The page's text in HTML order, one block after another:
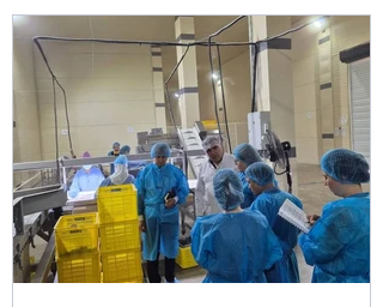
безопасности продукции на
каждом этапе. Компания Global
Export Company успешно прошла
аудит Halal на производственных
площадках по переработке
сухофруктов и бобовых, вновь
подтвердив соответствие
международно признанным
требованиям Hal